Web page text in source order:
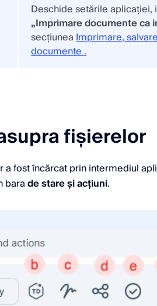
Deschide setările aplicației,
„Imprimare documente ca
secțiuneaImprimare,
documente .
fișierelor
a fost încărcat prin intermediul
barade stare și acțiuni.